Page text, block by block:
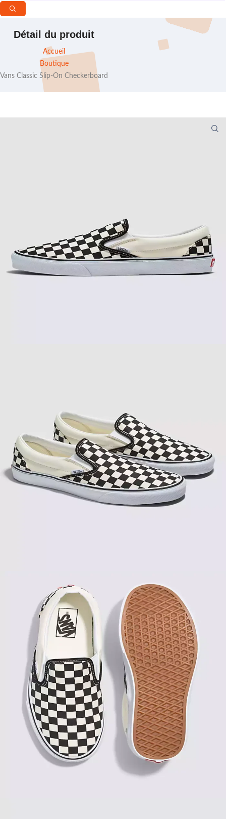
Détail du produit
Accueil
Boutique
Vans Classic Slip-On Checkerboard